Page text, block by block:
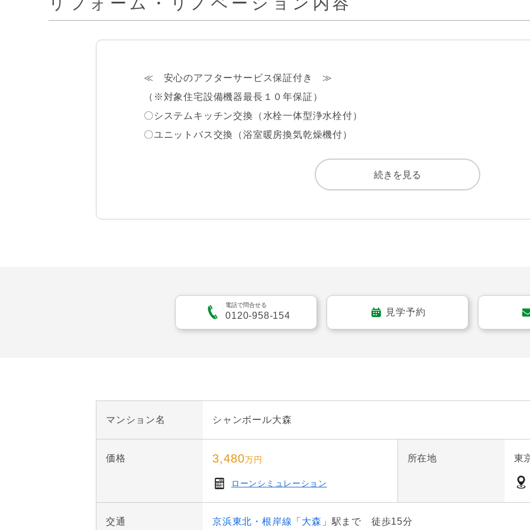
・京急本線「平和島」駅まで徒歩20分
・ＴＶモニタ付インターホンでセキュリティ面にも配慮。
・１階のため、階下への音の心配の少ない住戸です。
・2023年7月　共用部給水管更新工事実施
≪　安心のアフターサービス保証付き　≫
（※対象住宅設備機器最長１０年保証）
〇システムキッチン交換（水栓一体型浄水栓付）
〇ユニットバス交換（浴室暖房換気乾燥機付）
〇ハウスクリーニング
【2026年7月完成】
続きを見る
電話で問合せる
0120-958-154 見学予約
マンション名 シャンボール大森
価格 3,480万円
ローンシミュレーション
所在地 東
交通 京浜東北・根岸線 「 大森 」駅まで 徒歩15分